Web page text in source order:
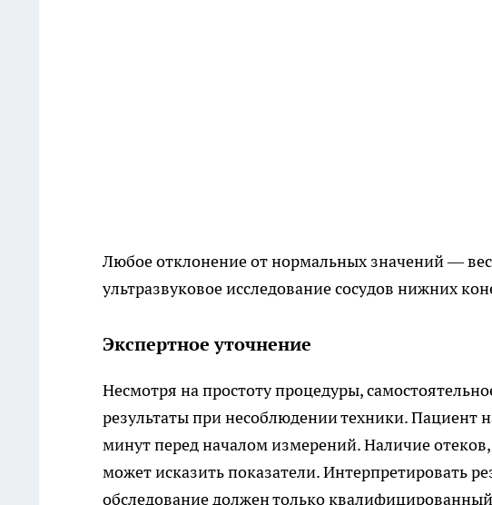
Любое отклонение от нормальных значений —
ультразвуковое исследование сосудов нижних
Экспертное уточнение
Несмотря на простоту процедуры,
результаты при несоблюдении техники. Пациент
минут перед началом измерений. Наличие
может исказить показатели. Интерпретировать
обследование должен только